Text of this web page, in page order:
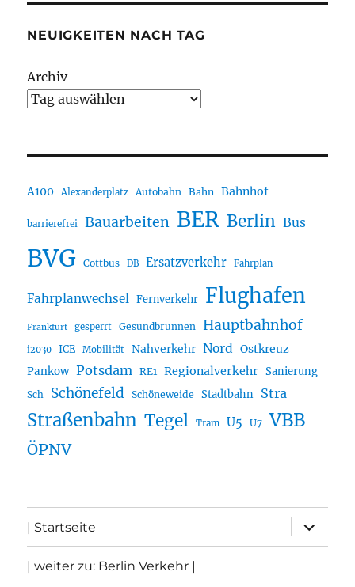
NEUIGKEITEN NACH TAG
Archiv
A100 Alexanderplatz Autobahn Bahn Bahnhof
barrierefrei Bauarbeiten BER Berlin Bus
BVG Cottbus DB Ersatzverkehr Fahrplan
Fahrplanwechsel Fernverkehr Flughafen
Frankfurt gesperrt Gesundbrunnen Hauptbahnhof
i2030 ICE Mobilität Nahverkehr Nord Ostkreuz
Pankow Potsdam RE1 Regionalverkehr Sanierung
Sch Schönefeld Schöneweide Stadtbahn Stra
Straßenbahn Tegel Tram U5 U7 VBB
ÖPNV
| Startseite
öffnen
| weiter zu: Berlin Verkehr |